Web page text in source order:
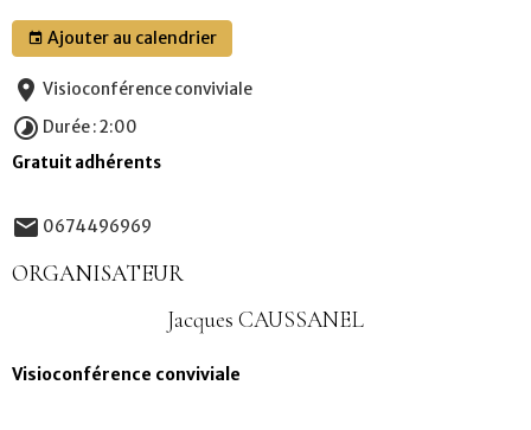
Ajouter au calendrier
Visioconférence conviviale
Durée : 2:00
Gratuit adhérents
0674496969
ORGANISATEUR
Jacques CAUSSANEL
Visioconférence conviviale